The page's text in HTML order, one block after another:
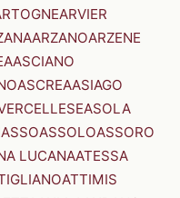
ARVIER
ARZANOARZENE
ASCIANO
ASCREAASIAGO
ASOLA
ASSOASSOLOASSORO
LUCANAATESSA
ATTIMIS